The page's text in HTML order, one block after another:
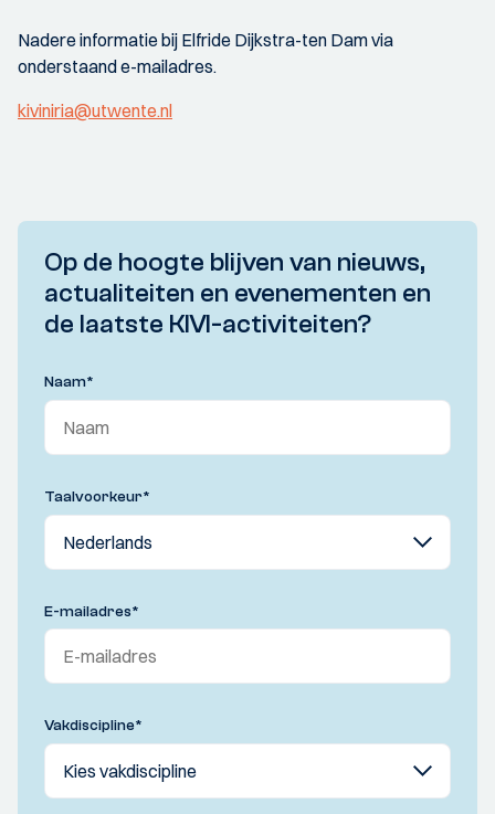
Nadere informatie bij Elfride Dijkstra-ten Dam via
onderstaand e-mailadres.
kiviniria@utwente.nl
Op de hoogte blijven van nieuws,
actualiteiten en evenementen en
de laatste KIVI-activiteiten?
Naam*
Taalvoorkeur*
E-mailadres*
Vakdiscipline*